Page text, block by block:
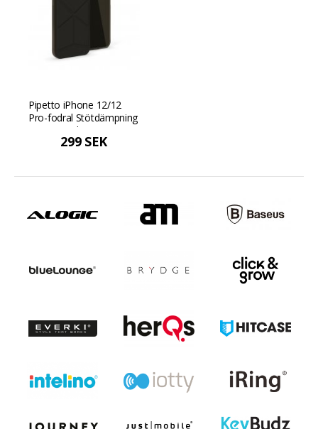
Pipetto iPhone 12/12
Pro-fodral Stötdämpning
- Dusty Pink Dammig
299 SEK